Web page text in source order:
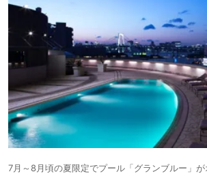
7月～8月頃の夏限定でプール「グランブルー」